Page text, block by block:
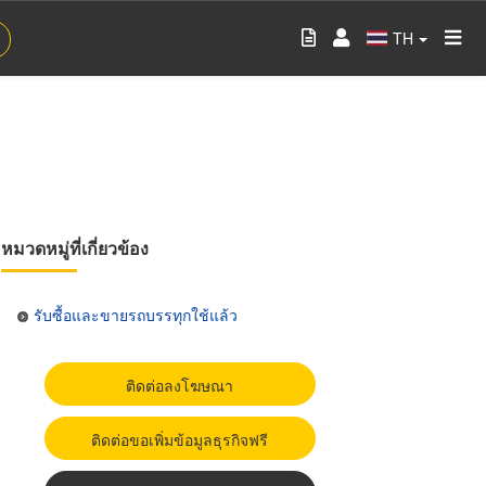
TH
หมวดหมู่ที่เกี่ยวข้อง
รับซื้อและขายรถบรรทุกใช้แล้ว
ติดต่อลงโฆษณา
ติดต่อขอเพิ่มข้อมูลธุรกิจฟรี